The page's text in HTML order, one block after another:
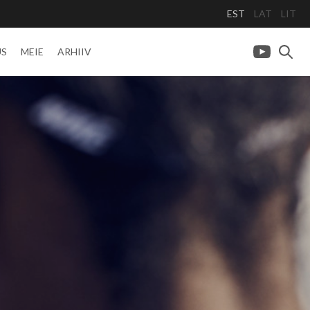
EST LAT LIT
MEIE ARHIIV